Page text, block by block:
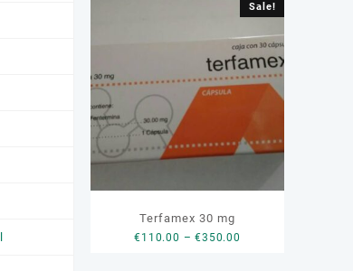
Sale!
Terfamex 30 mg
€110.00 – €350.00